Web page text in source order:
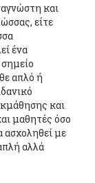
και
είτε
ένα
απλό ή
και
μαθητές όσο
ασχοληθεί με
αλλά